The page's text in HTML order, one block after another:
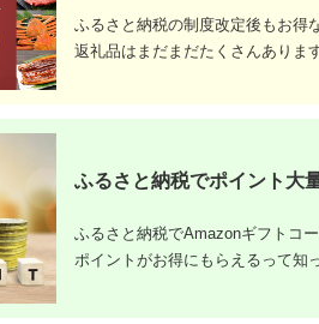
ふるさと納税の制度改定後もお得
返礼品はまだまだたくさんありま
ふるさと納税でポイント大
ふるさと納税でAmazonギフトコ
ポイントがお得にもらえるって知